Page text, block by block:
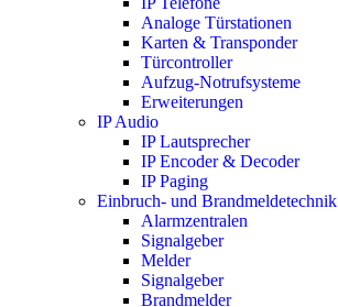
Analoge Türstationen
Karten & Transponder
Türcontroller
Aufzug-Notrufsysteme
Erweiterungen
IP Audio
IP Lautsprecher
IP Encoder & Decoder
IP Paging
Einbruch- und Brandmeldetechnik
Alarmzentralen
Signalgeber
Melder
Signalgeber
Brandmelder